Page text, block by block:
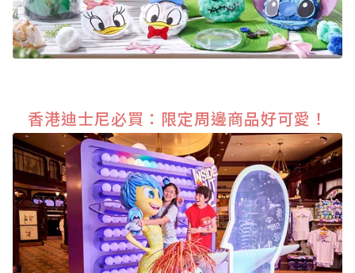
香港迪士尼必買：限定周邊商品好可愛！